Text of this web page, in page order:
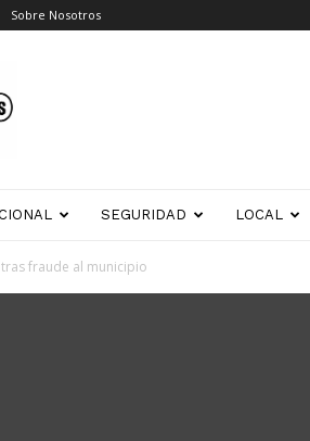
Sobre Nosotros
SEGURIDAD LOCAL
fraude al municipio